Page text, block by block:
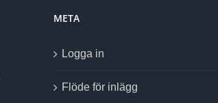
META
Logga in
Flöde för inlägg